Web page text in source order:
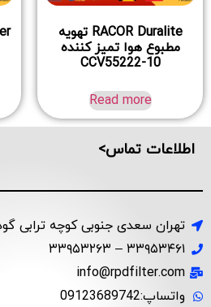
RACOR Duralite تهویه
مطبوع هوا تمیز کننده
CCV55222-10
Read more
اطلاعات تماس>
تهران سعدی جنوبی کوچه ترابی
۳۳۹۵۳۴۶۱ – ۳۳۹۵۳۲۶۳
info@rpdfilter.com
واتساپ:09123689742